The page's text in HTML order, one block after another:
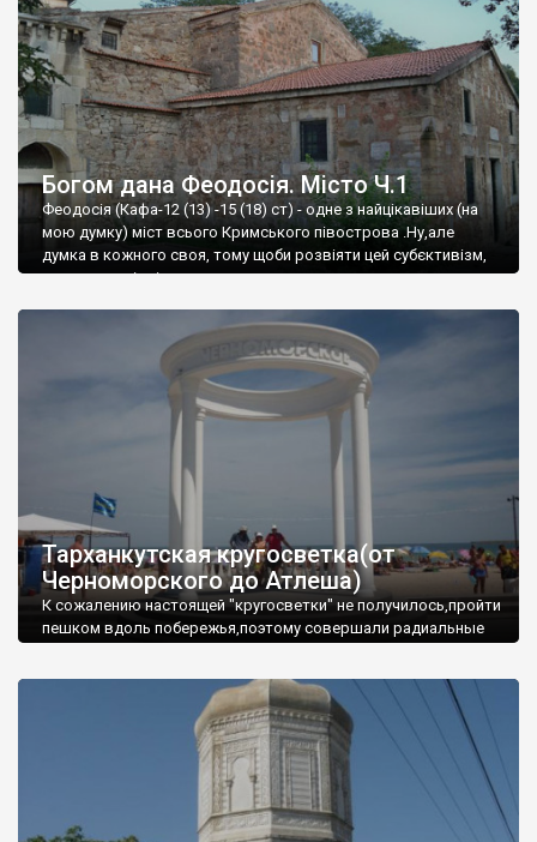
Богом дана Феодосія. Місто Ч.1
Феодосія (Кафа-12 (13) -15 (18) ст) - одне з найцікавіших (на
мою думку) міст всього Кримського півострова .Ну,але
думка в кожного своя, тому щоби розвіяти цей субєктивізм,
запрошую відвідати це
Тарханкутская кругосветка(от
Черноморского до Атлеша)
К сожалению настоящей "кругосветки" не получилось,пройти
пешком вдоль побережья,поэтому совершали радиальные